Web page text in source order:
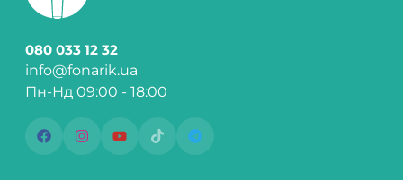
080 033 12 32
info@fonarik.ua
Пн-Нд 09:00 - 18:00